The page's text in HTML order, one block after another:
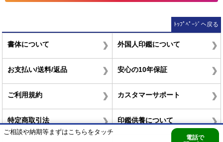
ご相談や納期等まずはこちらをタッチ
電話で
ﾄｯﾌﾟﾍﾟｰｼﾞへ戻る
書体について 外国人印鑑について
お支払い/送料/返品 安心の10年保証
ご利用規約 カスタマーサポート
特定商取引法 印鑑供養について